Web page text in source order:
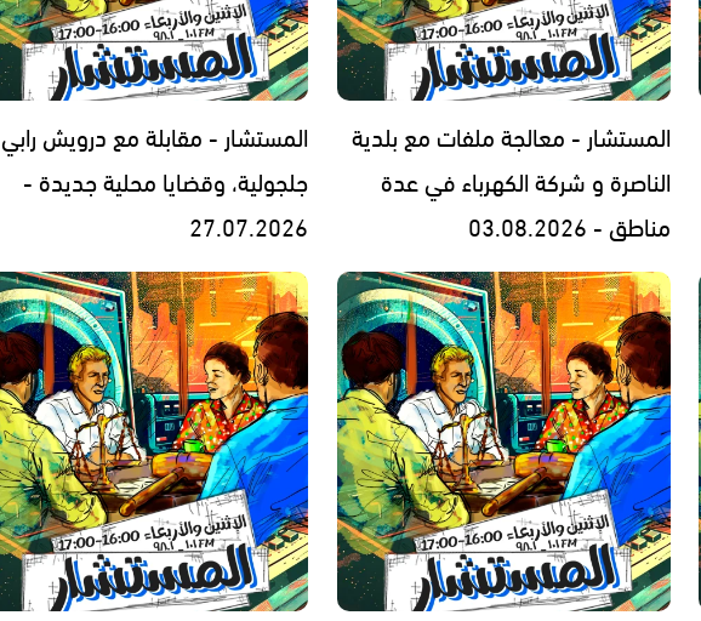
المستشار - معالجة ملفات مع بلدية
الناصرة و شركة الكهرباء في عدة
مناطق - 03.08.2026
المستشار - مقابلة مع درويش رابي
جلجولية، وقضايا محلية جديدة -
27.07.2026